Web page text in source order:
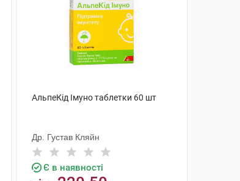
АльпеКід Імуно таблетки 60 шт
Др. Густав Кляйн
Є в наявності